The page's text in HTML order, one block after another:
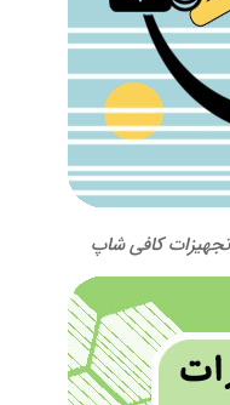
تجهیزات کافی شاپ